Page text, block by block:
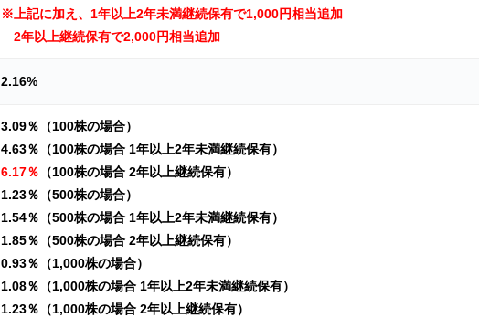
※上記に加え、1年以上2年未満継続保有で1,000円相当追加
2年以上継続保有で2,000円相当追加
2.16%
3.09％（100株の場合）
4.63％（100株の場合 1年以上2年未満継続保有）
6.17％ （100株の場合 2年以上継続保有）
1.23％（500株の場合）
1.54％（500株の場合 1年以上2年未満継続保有）
1.85％（500株の場合 2年以上継続保有）
0.93％（1,000株の場合）
1.08％（1,000株の場合 1年以上2年未満継続保有）
1.23％（1,000株の場合 2年以上継続保有）